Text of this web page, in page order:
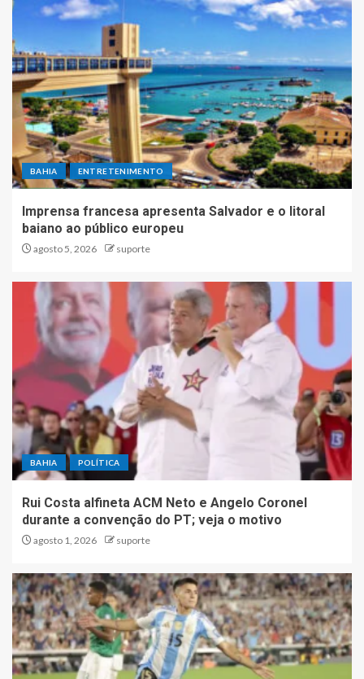
BAHIA ENTRETENIMENTO
Imprensa francesa apresenta Salvador e o litoral
baiano ao público europeu
agosto 5, 2026 suporte
BAHIA POLÍTICA
Rui Costa alfineta ACM Neto e Angelo Coronel
durante a convenção do PT; veja o motivo
agosto 1, 2026 suporte